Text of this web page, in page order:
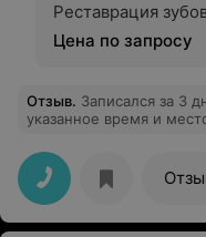
Реставрация
Цена по запросу
Отзыв. Записался за 3
указанное время и
никто не звонил и я
никто лечить меня не
занято. Белорусский